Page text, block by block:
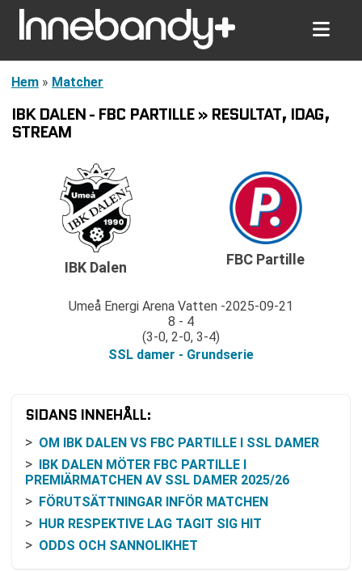
Hem » Matcher
IBK DALEN - FBC PARTILLE » RESULTAT, IDAG,
STREAM
IBK Dalen
Umeå Energi Arena Vatten 2025-09-21
8 - 4
(3-0, 2-0, 3-4)
SSL damer - Grundserie
FBC Partille
SIDANS INNEHÅLL:
OM IBK DALEN VS FBC PARTILLE I SSL DAMER
IBK DALEN MÖTER FBC PARTILLE I
PREMIÄRMATCHEN AV SSL DAMER 2025/26
FÖRUTSÄTTNINGAR INFÖR MATCHEN
HUR RESPEKTIVE LAG TAGIT SIG HIT
ODDS OCH SANNOLIKHET